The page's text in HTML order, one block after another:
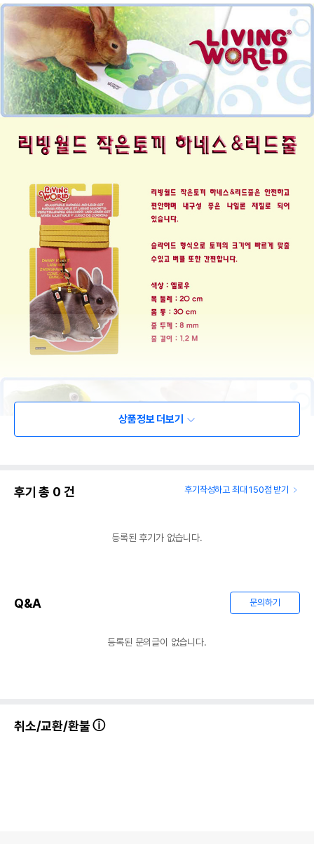
법에 의한 인증,허가 등을
받았음을 확인할수 있는
상품정보 더보기
후기 총 0 건 후기작성하고 최대 150점 받기
등록된 후기가 없습니다.
Q&A 문의하기
등록된 문의글이 없습니다.
취소/교환/환불